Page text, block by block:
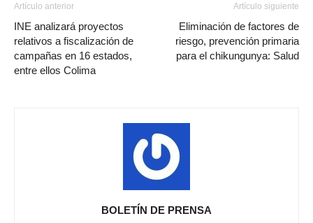
Artículo anterior
INE analizará proyectos
relativos a fiscalización de
campañas en 16 estados,
entre ellos Colima
Artículo siguiente
Eliminación de factores de
riesgo, prevención primaria
para el chikungunya: Salud
BOLETÍN DE PRENSA